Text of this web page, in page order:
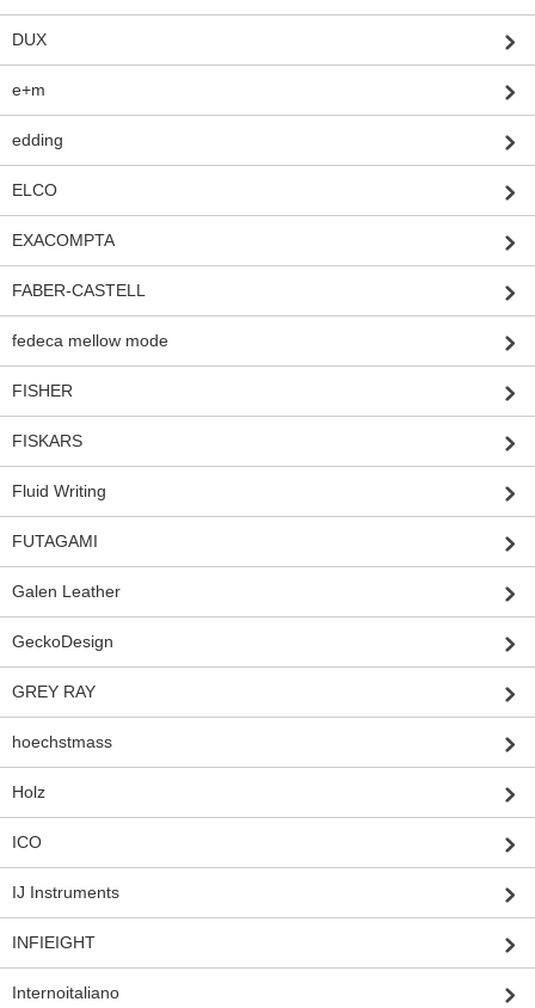
DUX
e+m
edding
ELCO
EXACOMPTA
FABER-CASTELL
fedeca mellow mode
FISHER
FISKARS
Fluid Writing
FUTAGAMI
Galen Leather
GeckoDesign
GREY RAY
hoechstmass
Holz
ICO
IJ Instruments
INFIEIGHT
Internoitaliano